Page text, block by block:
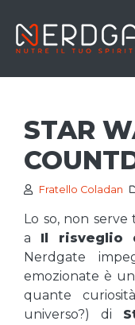
STAR
Fratello Coladan
Lo so, non
a Il risveglio
Nerdgate
emozionate è
quante
universo?) di